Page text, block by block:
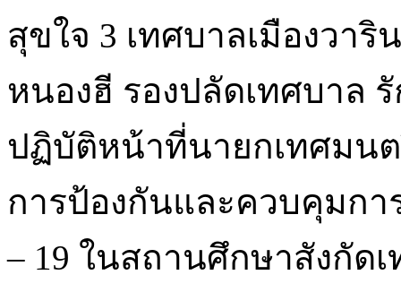
สุขใจ 3 เทศบาลเมืองวา
หนองฮี รองปลัดเทศบาล
ปฏิบัติหน้าที่นายกเทศมน
การป้องกันและควบคุมกา
– 19 ในสถานศึกษาสังกัดเ